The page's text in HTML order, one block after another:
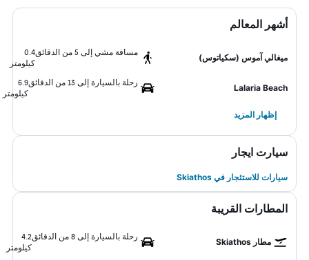
أشهر المعالم
ميغالي آموس (سكياتوس)
مسافة مشي إلى 5 من الدقائق
0.4
كيلومتر
Lalaria Beach
رحلة بالسيارة إلى 13 من الدقائق
6.9
كيلومتر
إظهار المزيد
سيارت ايجار
سيارات للاستئجار في Skiathos
المطارات القريبة
مطار Skiathos
رحلة بالسيارة إلى 8 من الدقائق
4.2
كيلومتر